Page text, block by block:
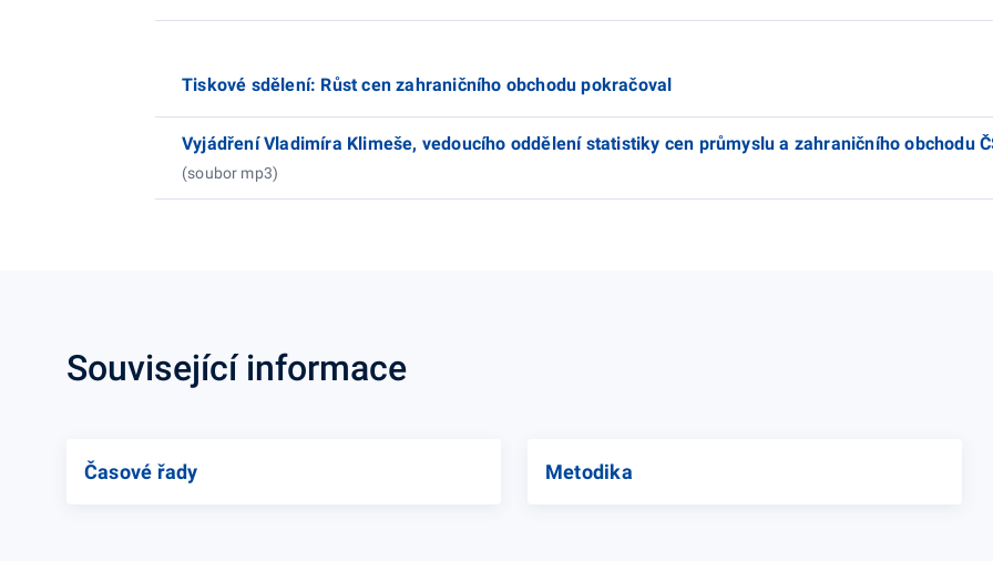
Tiskové sdělení: Růst cen zahraničního obchodu pokračoval
Vyjádření Vladimíra Klimeše, vedoucího oddělení statistiky cen průmyslu a zahraničního obchodu
(soubor mp3)
Související informace
Časové řady Metodika